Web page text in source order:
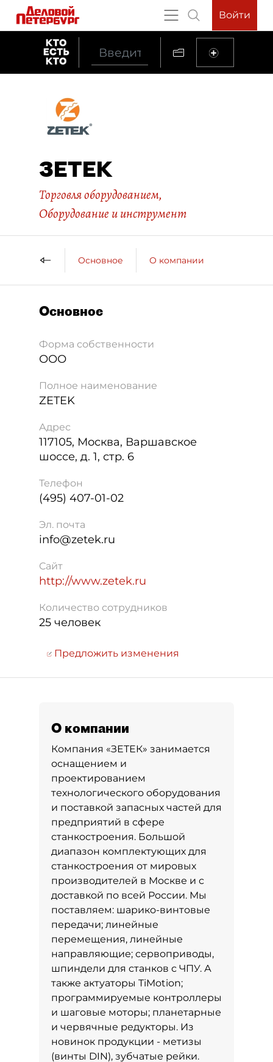
Войти
ЗЕТЕК
Торговля оборудованием,
Оборудование и инструмент
Основное О компании
Основное
Форма собственности
ООО
Полное наименование
ZETEK
Адрес
117105, Москва, Варшавское
шоссе, д. 1, стр. 6
Телефон
(495) 407-01-02
Эл. почта
info@zetek.ru
Сайт
http://www.zetek.ru
Количество сотрудников
25 человек
Предложить изменения
О компании
Компания «ЗЕТЕК» занимается
оснащением и
проектированием
технологического оборудования
и поставкой запасных частей для
предприятий в сфере
станкостроения. Большой
диапазон комплектующих для
станкостроения от мировых
производителей в Москве и с
доставкой по всей России. Мы
поставляем: шарико-винтовые
передачи; линейные
перемещения, линейные
направляющие; сервоприводы,
шпиндели для станков с ЧПУ. А
также актуаторы TiMotion;
программируемые контроллеры
и шаговые моторы; планетарные
и червячные редукторы. Из
новинок продукции - метизы
(винты DIN), зубчатые рейки.